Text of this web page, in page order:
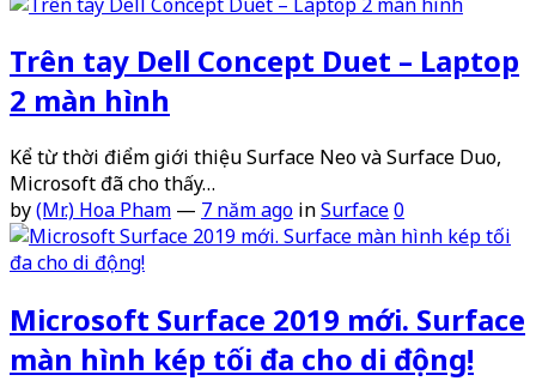
Trên tay Dell Concept Duet – Laptop
2 màn hình
Kể từ thời điểm giới thiệu Surface Neo và Surface Duo,
Microsoft đã cho thấy…
by(Mr.) Hoa Pham — 7 năm ago inSurface0
Microsoft Surface 2019 mới. Surface
màn hình kép tối đa cho di động!